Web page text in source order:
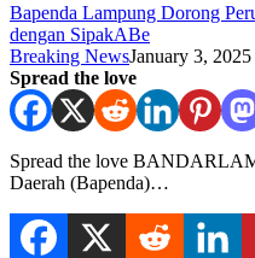
Bapenda Lampung Dorong
dengan SipakABe
Breaking NewsJanuary 3, 2025
Spread the love
Spread the love
Daerah (Bapenda)…